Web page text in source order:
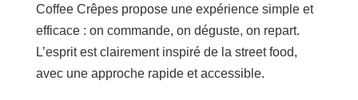
Coffee Crêpes propose une expérience simple et
efficace : on commande, on déguste, on repart.
L’esprit est clairement inspiré de la street food,
avec une approche rapide et accessible.